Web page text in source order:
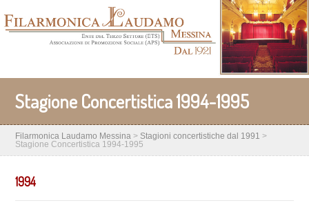
Stagione Concertistica 1994-1995
Filarmonica Laudamo Messina > Stagioni concertistiche dal 1991 >
Stagione Concertistica 1994-1995
1994